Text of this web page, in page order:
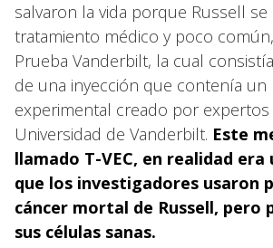
salvaron la vida porque Russell
tratamiento médico y poco
Prueba Vanderbilt, la cual
de una inyección que contenía un
experimental creado por expertos
Universidad de Vanderbilt. Este
llamado T-VEC, en realidad era
que los investigadores usaron
cáncer mortal de Russell, pero
sus células sanas.